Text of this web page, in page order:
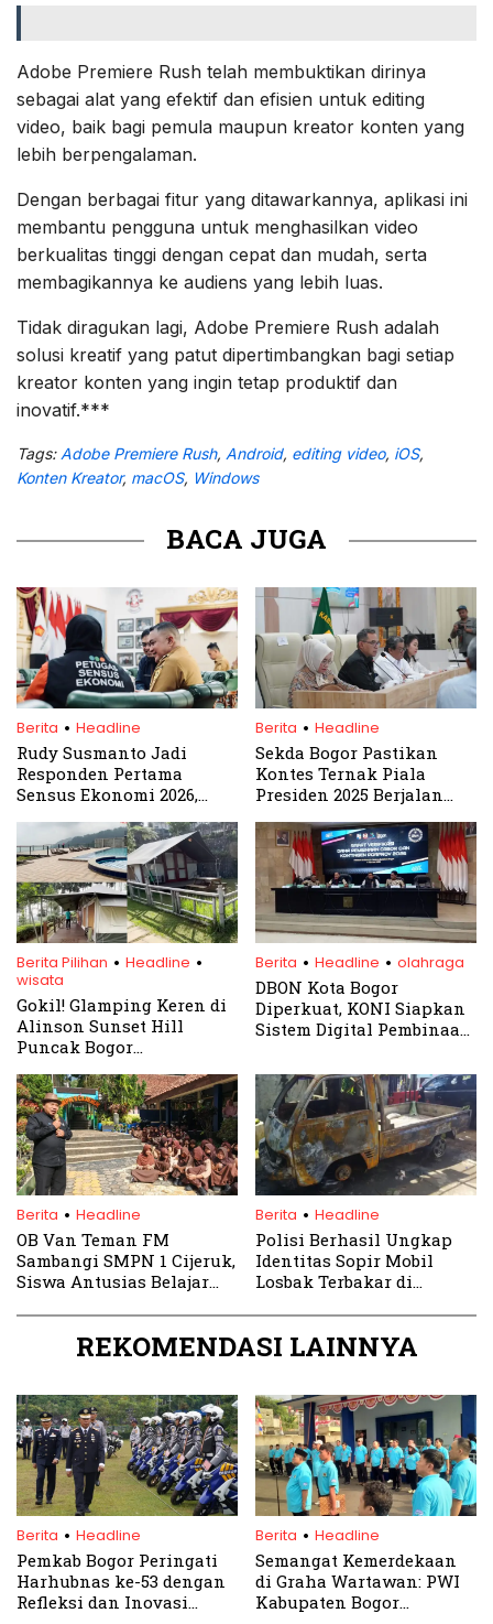
Adobe Premiere Rush telah membuktikan dirinya
sebagai alat yang efektif dan efisien untuk editing
video, baik bagi pemula maupun kreator konten yang
lebih berpengalaman.
Dengan berbagai fitur yang ditawarkannya, aplikasi ini
membantu pengguna untuk menghasilkan video
berkualitas tinggi dengan cepat dan mudah, serta
membagikannya ke audiens yang lebih luas.
Tidak diragukan lagi, Adobe Premiere Rush adalah
solusi kreatif yang patut dipertimbangkan bagi setiap
kreator konten yang ingin tetap produktif dan
inovatif.***
Tags: Adobe Premiere Rush, Android, editing video, iOS,
Konten Kreator, macOS, Windows
BACA JUGA
Berita . Headline
Rudy Susmanto Jadi
Responden Pertama
Sensus Ekonomi 2026,
Data Akurat
Berita . Headline
Sekda Bogor Pastikan
Kontes Ternak Piala
Presiden 2025 Berjalan
Berita Pilihan . Headline .
wisata
Gokil! Glamping Keren di
Alinson Sunset Hill
Puncak Bogor
Serasa di Luar Negeri
Berita . Headline . olahraga
DBON Kota Bogor
Diperkuat, KONI Siapkan
Sistem Digital Pembinaan
Berita . Headline
OB Van Teman FM
Sambangi SMPN 1 Cijeruk,
Siswa Antusias Belajar
Berita . Headline
Polisi Berhasil Ungkap
Identitas Sopir Mobil
Losbak Terbakar di
REKOMENDASI LAINNYA
Berita . Headline
Pemkab Bogor Peringati
Harhubnas ke-53 dengan
Refleksi dan Inovasi
Berita . Headline
Semangat Kemerdekaan
di Graha Wartawan: PWI
Kabupaten Bogor